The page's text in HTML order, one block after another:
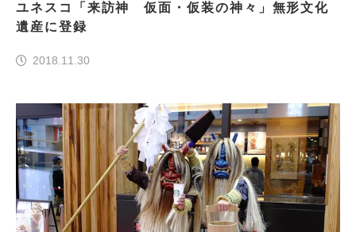
ユネスコ「来訪神 仮面・仮装の神々」無形文化
遺産に登録
2018.11.30